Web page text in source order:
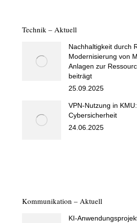
Technik – Aktuell
Nachhaltigkeit durch
Modernisierung von
Anlagen zur
beiträgt
25.09.2025
VPN-Nutzung in
Cybersicherheit
24.06.2025
Kommunikation – Aktuell
KI-